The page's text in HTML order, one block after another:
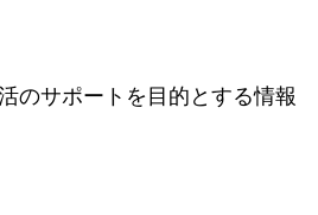
のサポートを目的とする情報